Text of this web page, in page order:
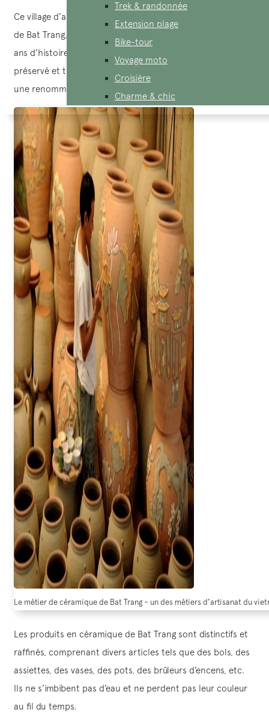
Trek & randonnée
Extension plage
Bike-tour
Voyage moto
Croisière
Charme & chic
Ce village d’artisanat renommé est situé dans la commune
de Bat Trang, district de Gia Lam, Hanoi. Avec plus de 700
ans d’histoire riche, plusieurs générations successives ont
préservé et transmis le savoir-faire, faisant de ce village
une renommée nationale et internationale.
Le métier de céramique de Bat Trang – un des métiers d’artisanat du
Les produits en céramique de Bat Trang sont distinctifs et
raffinés, comprenant divers articles tels que des bols, des
assiettes, des vases, des pots, des brûleurs d’encens, etc.
Ils ne s’imbibent pas d’eau et ne perdent pas leur couleur
au fil du temps.